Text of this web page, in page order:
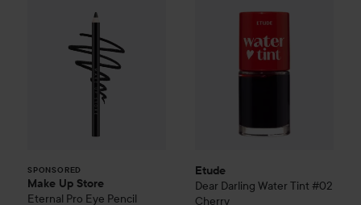
SPONSORED
Make Up Store
Eternal Pro Eye Pencil
Etude
Dear Darling Water Tint #02
Cherry